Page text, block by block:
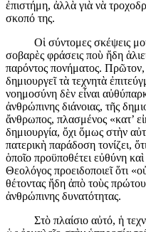
ἐπιστήμη, ἀλλὰ γιὰ νὰ
σκοπό της.
Οἱ σύντομες σκέψεις μου
σοβαρὲς φράσεις ποὺ ἤδη
παρόντος πονήματος. Πρῶτον,
δημιουργεῖ τὰ τεχνητὰ
νοημοσύνη δὲν εἶναι
ἀνθρώπινης διάνοιας, τῆς
ἄνθρωπος, πλασμένος «κατ’
δημιουργία, ὄχι ὅμως στὴν
πατερικὴ παράδοση τονίζει,
ὁποῖο προϋποθέτει εὐθύνη
Θεολόγος προειδοποιεῖ ὅτι
θέτοντας ἤδη ἀπὸ τοὺς
ἀνθρώπινης δυνατότητας.
Στὸ πλαίσιο αὐτό, ἡ